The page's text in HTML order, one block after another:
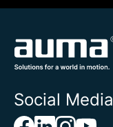
Social Media